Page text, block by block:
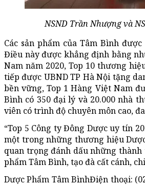
NSND Trần Nhượng và
Các sản phẩm của Tâm Bình
Điều này được khẳng định bằng
Nam năm 2020, Top 10 thương
tiếp được UBND TP Hà Nội tặng
bền vững, Top 1 Hàng Việt Nam
Bình có 350 đại lý và 20.000 nhà
viên có trình độ chuyên môn cao,
“Top 5 Công ty Đông Dược uy tín
một trong những thương hiệu
quan trọng đánh dấu những
phẩm Tâm Bình, tạo đà cất cánh,
Dược Phẩm Tâm BìnhĐiện thoại: